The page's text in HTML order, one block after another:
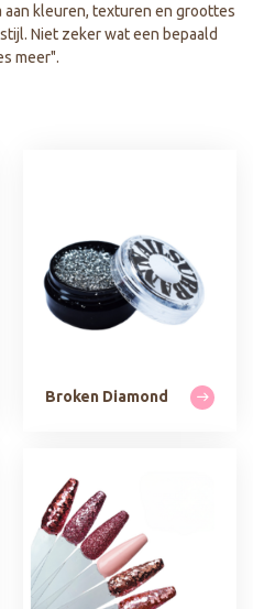
kleuren, texturen en groottes
Niet zeker wat een bepaald
meer".
Broken Diamond